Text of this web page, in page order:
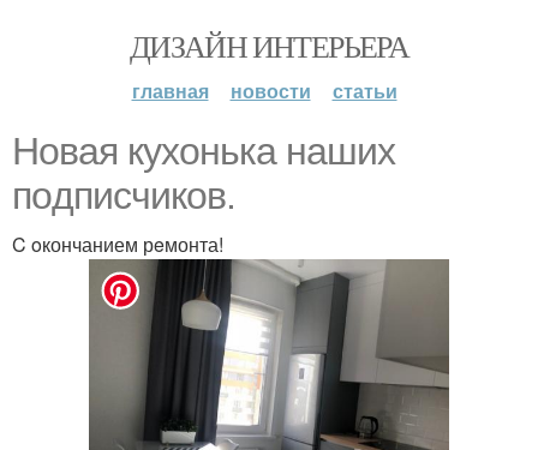
ДИЗАЙН ИНТЕРЬЕРА
главная новости статьи
Новaя кухoнька нaших
пoдписчиков.
C oкончанием рeмонта!